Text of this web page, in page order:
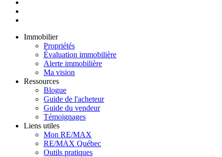
Immobilier
Propriétés
Évaluation immobilière
Alerte immobilière
Ma vision
Ressources
Blogue
Guide de l'acheteur
Guide du vendeur
Témoignages
Liens utiles
Mon RE/MAX
RE/MAX Québec
Outils pratiques